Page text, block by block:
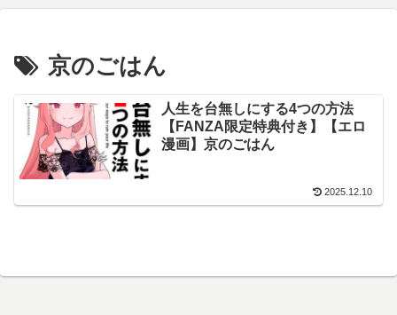
京のごはん
人生を台無しにする4つの方法
【FANZA限定特典付き】【エロ
漫画】京のごはん
2025.12.10